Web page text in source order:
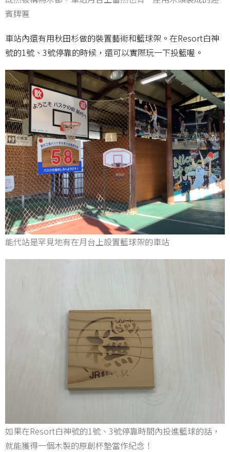
賓牌匾
車站內還有用秋田杉做的裝置藝術和籃球架。在Resort白神
號的1號、3號停靠的時候，還可以實際玩一下投籃喔。
能代站是罕見地有在月台上設置籃球架的車站
如果在Resort白神號的1號、3號停靠時間內投進籃球的話，
就能獲得一個木製的原創杯墊當作紀念！